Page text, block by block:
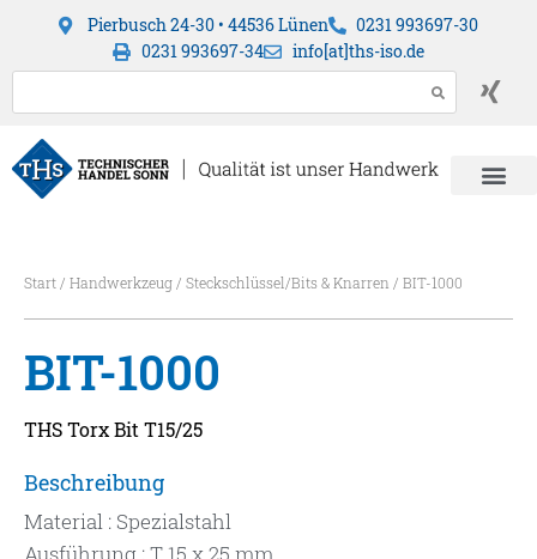
Pierbusch 24-30 • 44536 Lünen
0231 993697-30
0231 993697-34
info[at]ths-iso.de
Start/ Handwerkzeug/ Steckschlüssel/Bits & Knarren / BIT-1000
BIT-1000
THS Torx Bit T15/25
Beschreibung
Material : Spezialstahl